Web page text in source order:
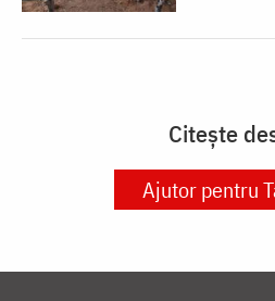
Citește
Ajutor pentru